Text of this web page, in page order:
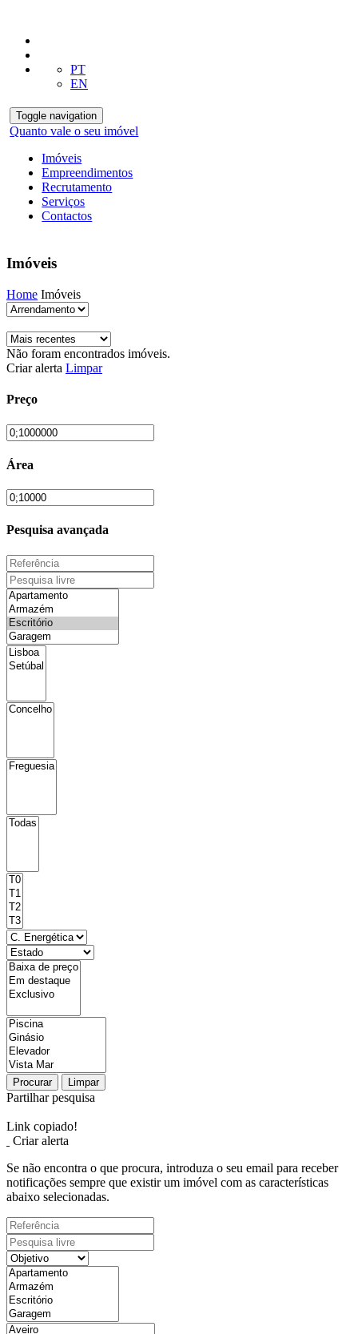
PT
EN
Toggle navigation
Quanto vale o seu imóvel
Imóveis
Empreendimentos
Recrutamento
Serviços
Contactos
Imóveis
Home Imóveis
Não foram encontrados imóveis.
Criar alerta Limpar
Preço
Área
Pesquisa avançada
Procurar Limpar
Partilhar pesquisa
Link copiado!
Criar alerta
Se não encontra o que procura, introduza o seu email para receber
notificações sempre que existir um imóvel com as características
abaixo selecionadas.